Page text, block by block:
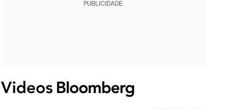
PUBLICIDADE